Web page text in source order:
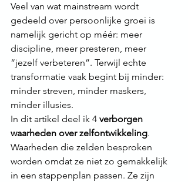
Veel van wat mainstream wordt
gedeeld over persoonlijke groei is
namelijk gericht op méér: meer
discipline, meer presteren, meer
“jezelf verbeteren”. Terwijl echte
transformatie vaak begint bij minder:
minder streven, minder maskers,
minder illusies.
In dit artikel deel ik 4 verborgen
waarheden over zelfontwikkeling.
Waarheden die zelden besproken
worden omdat ze niet zo gemakkelijk
in een stappenplan passen. Ze zijn